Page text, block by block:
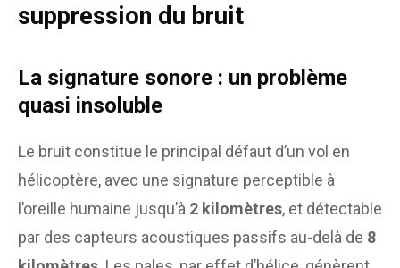
suppression du bruit
La signature sonore : un problème
quasi insoluble
Le bruit constitue le principal défaut d’un vol en
hélicoptère, avec une signature perceptible à
l’oreille humaine jusqu’à 2 kilomètres, et détectable
par des capteurs acoustiques passifs au-delà de 8